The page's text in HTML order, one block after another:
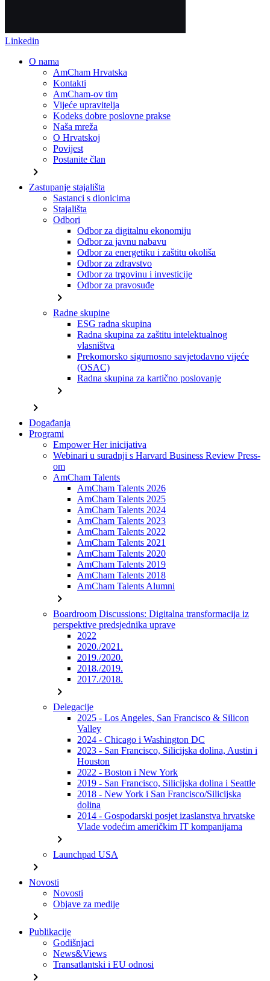
Linkedin
O nama
AmCham Hrvatska
Kontakti
AmCham-ov tim
Vijeće upravitelja
Kodeks dobre poslovne prakse
Naša mreža
O Hrvatskoj
Povijest
Postanite član
chevron_right
Zastupanje stajališta
Sastanci s dionicima
Stajališta
Odbori
Odbor za digitalnu ekonomiju
Odbor za javnu nabavu
Odbor za energetiku i zaštitu okoliša
Odbor za zdravstvo
Odbor za trgovinu i investicije
Odbor za pravosuđe
chevron_right
Radne skupine
ESG radna skupina
Radna skupina za zaštitu intelektualnog
vlasništva
Prekomorsko sigurnosno savjetodavno vijeće
(OSAC)
Radna skupina za kartično poslovanje
chevron_right
chevron_right
Događanja
Programi
Empower Her inicijativa
Webinari u suradnji s Harvard Business Review Press-
om
AmCham Talents
AmCham Talents 2026
AmCham Talents 2025
AmCham Talents 2024
AmCham Talents 2023
AmCham Talents 2022
AmCham Talents 2021
AmCham Talents 2020
AmCham Talents 2019
AmCham Talents 2018
AmCham Talents Alumni
chevron_right
Boardroom Discussions: Digitalna transformacija iz
perspektive predsjednika uprave
2022
2020./2021.
2019./2020.
2018./2019.
2017./2018.
chevron_right
Delegacije
2025 - Los Angeles, San Francisco & Silicon
Valley
2024 - Chicago i Washington DC
2023 - San Francisco, Silicijska dolina, Austin i
Houston
2022 - Boston i New York
2019 - San Francisco, Silicijska dolina i Seattle
2018 - New York i San Francisco/Silicijska
dolina
2014 - Gospodarski posjet izaslanstva hrvatske
Vlade vodećim američkim IT kompanijama
chevron_right
Launchpad USA
chevron_right
Novosti
Novosti
Objave za medije
chevron_right
Publikacije
Godišnjaci
News&Views
Transatlantski i EU odnosi
chevron_right